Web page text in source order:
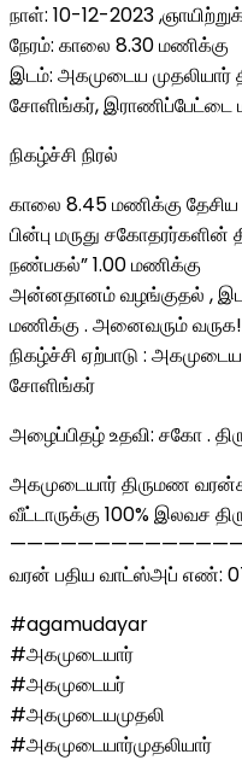
நாள்: 10-12-2023
நேரம்: காலை 8.30 மணிக்கு
இடம்: அகமுடைய
சோளிங்கர், இராணிப்பேட்டை
நிகழ்ச்சி நிரல்
காலை 8.45 மணிக்கு
பின்பு மருது சகோதரர்களின்
நண்பகல்” 1.00 மணிக்கு
அன்னதானம் வழங்குதல் ,
மணிக்கு . அனைவரும்
நிகழ்ச்சி ஏற்பாடு :
சோளிங்கர்
அழைப்பிதழ் உதவி: சகோ .
அகமுடையார் திருமண
வீட்டாருக்கு 100% இலவச
வரன் பதிய வாட்ஸ்அப் எண்:
#agamudayar
#அகமுடையார்
#அகமுடையர்
#அகமுடையமுதலி
#அகமுடையார்முதலியார்